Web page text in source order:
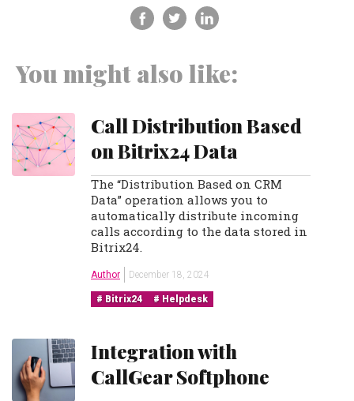
You might also like:
Call Distribution Based
on Bitrix24 Data
The “Distribution Based on CRM
Data” operation allows you to
automatically distribute incoming
calls according to the data stored in
Bitrix24.
Author December 18, 2024
Bitrix24 Helpdesk
Integration with
CallGear Softphone